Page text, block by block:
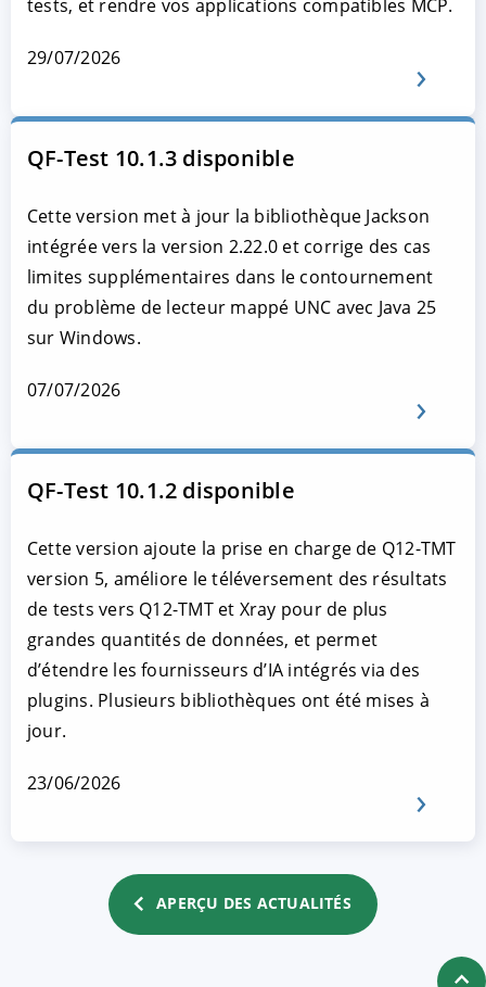
tests, et rendre vos applications compatibles MCP.
29/07/2026
QF-Test 10.1.3 disponible
Cette version met à jour la bibliothèque Jackson
intégrée vers la version 2.22.0 et corrige des cas
limites supplémentaires dans le contournement
du problème de lecteur mappé UNC avec Java 25
sur Windows.
07/07/2026
QF-Test 10.1.2 disponible
Cette version ajoute la prise en charge de Q12-TMT
version 5, améliore le téléversement des résultats
de tests vers Q12-TMT et Xray pour de plus
grandes quantités de données, et permet
d’étendre les fournisseurs d’IA intégrés via des
plugins. Plusieurs bibliothèques ont été mises à
jour.
23/06/2026
APERÇU DES ACTUALITÉS